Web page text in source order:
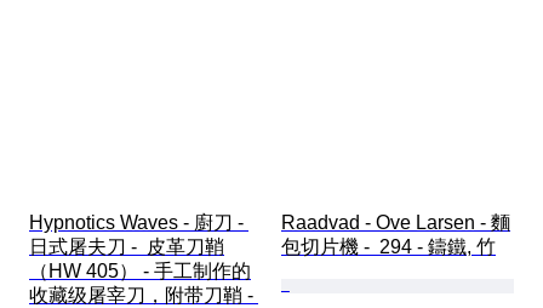
Hypnotics Waves - 廚刀 -
日式屠夫刀 -  皮革刀鞘
（HW 405） - 手工制作的
收藏级屠宰刀，附带刀鞘 -
Raadvad - Ove Larsen - 麵
包切片機 -  294 - 鑄鐵, 竹